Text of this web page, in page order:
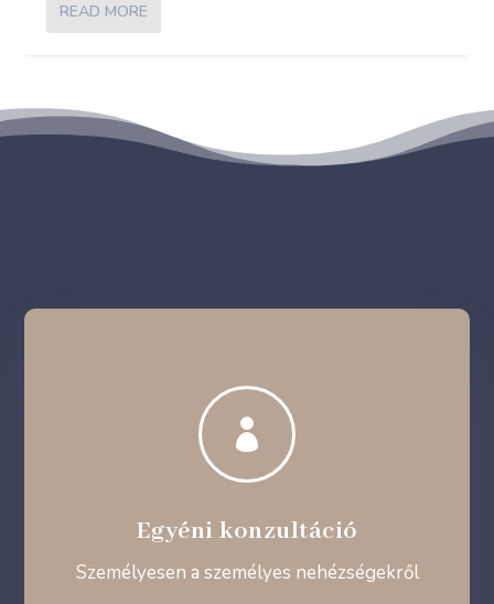
READ MORE

Egyéni konzultáció
Személyesen a személyes nehézségekről